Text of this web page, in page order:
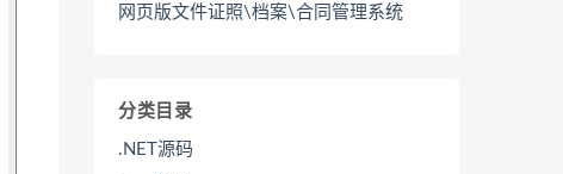
网页版文件证照\档案\合同管理系统
分类目录
.NET源码